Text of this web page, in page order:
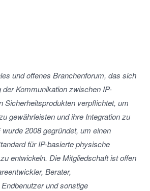
und offenes Branchenforum, das sich
Kommunikation zwischen IP-
Sicherheitsprodukten verpflichtet, um
gewährleisten und ihre Integration zu
2008 gegründet, um einen
für IP-basierte physische
entwickeln. Die Mitgliedschaft ist offen
Berater,
und sonstige